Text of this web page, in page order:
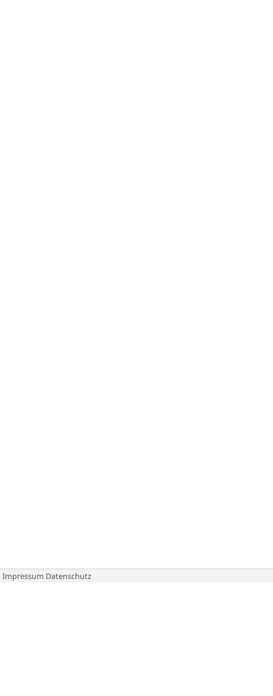
Impressum Datenschutz